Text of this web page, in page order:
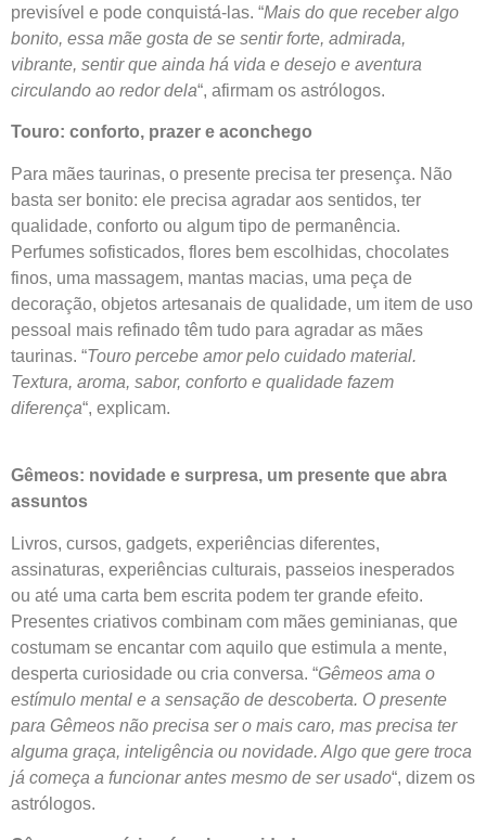
previsível e pode conquistá-las. “Mais do que receber algo
bonito, essa mãe gosta de se sentir forte, admirada,
vibrante, sentir que ainda há vida e desejo e aventura
circulando ao redor dela“, afirmam os astrólogos.
Touro: conforto, prazer e aconchego
Para mães taurinas, o presente precisa ter presença. Não
basta ser bonito: ele precisa agradar aos sentidos, ter
qualidade, conforto ou algum tipo de permanência.
Perfumes sofisticados, flores bem escolhidas, chocolates
finos, uma massagem, mantas macias, uma peça de
decoração, objetos artesanais de qualidade, um item de uso
pessoal mais refinado têm tudo para agradar as mães
taurinas. “Touro percebe amor pelo cuidado material.
Textura, aroma, sabor, conforto e qualidade fazem
diferença“, explicam.
Gêmeos: novidade e surpresa, um presente que abra
assuntos
Livros, cursos, gadgets, experiências diferentes,
assinaturas, experiências culturais, passeios inesperados
ou até uma carta bem escrita podem ter grande efeito.
Presentes criativos combinam com mães geminianas, que
costumam se encantar com aquilo que estimula a mente,
desperta curiosidade ou cria conversa. “Gêmeos ama o
estímulo mental e a sensação de descoberta. O presente
para Gêmeos não precisa ser o mais caro, mas precisa ter
alguma graça, inteligência ou novidade. Algo que gere troca
já começa a funcionar antes mesmo de ser usado“, dizem os
astrólogos.